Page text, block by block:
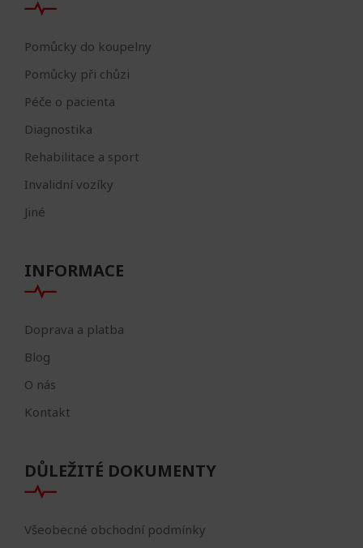
Pomůcky do koupelny
Pomůcky při chůzi
Péče o pacienta
Diagnostika
Rehabilitace a sport
Invalidní vozíky
Jiné
INFORMACE
Doprava a platba
Blog
O nás
Kontakt
DŮLEŽITÉ DOKUMENTY
Všeobecné obchodní podmínky